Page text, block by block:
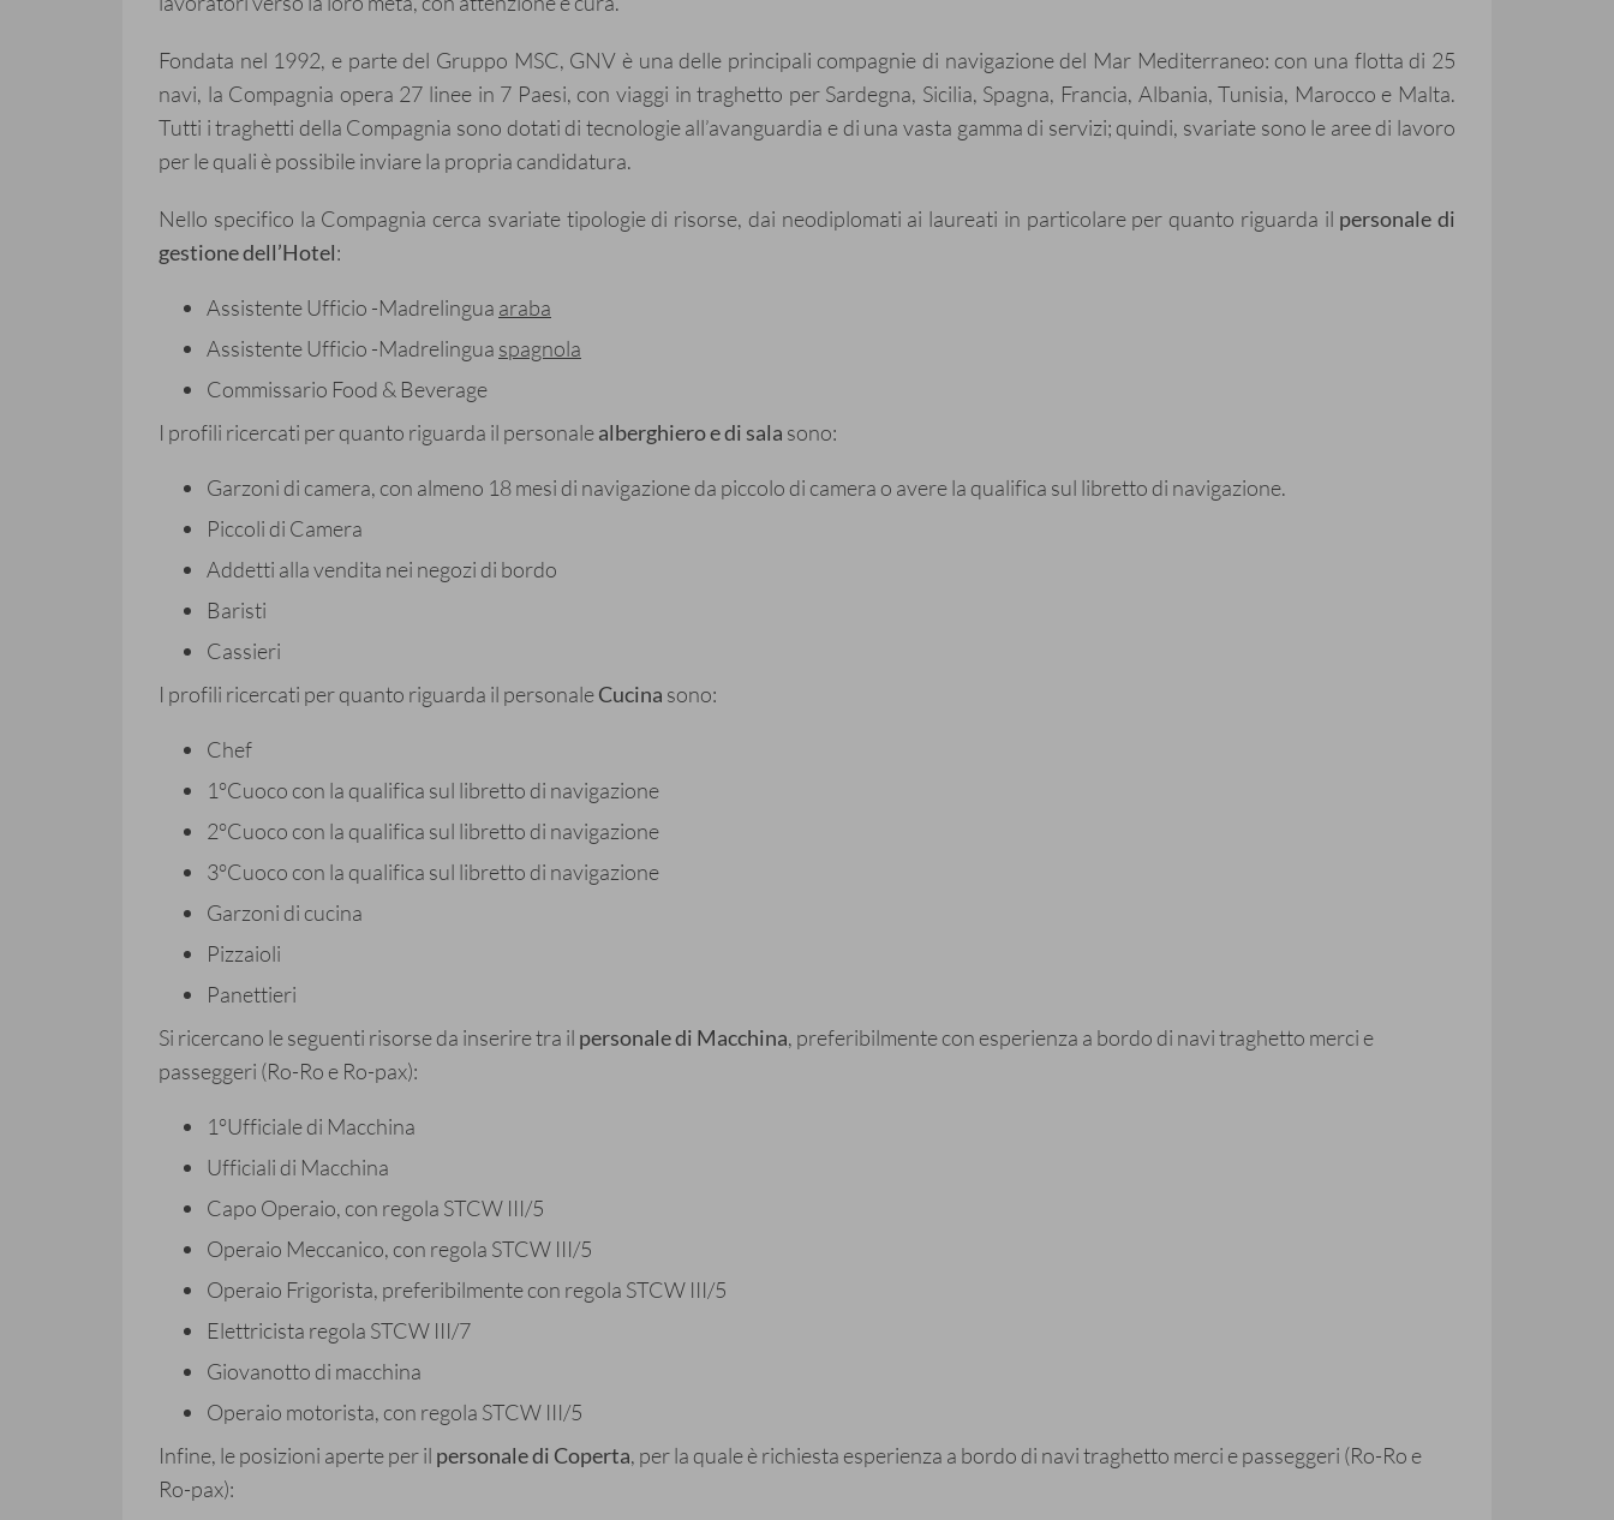
Fondata nel 1992, e parte del Gruppo MSC, GNV è una delle principali compagnie di navigazione del Mar Mediterraneo: con una flotta di 25
navi, la Compagnia opera 27 linee in 7 Paesi, con viaggi in traghetto per Sardegna, Sicilia, Spagna, Francia, Albania, Tunisia, Marocco e Malta.
Tutti i traghetti della Compagnia sono dotati di tecnologie all’avanguardia e di una vasta gamma di servizi; quindi, svariate sono le aree di lavoro
per le quali è possibile inviare la propria candidatura.
Nello specifico la Compagnia cerca svariate tipologie di risorse, dai neodiplomati ai laureati in particolare per quanto riguarda il personale di
gestione dell’Hotel:
Assistente Ufficio -Madrelingua araba
Assistente Ufficio -Madrelingua spagnola
Commissario Food & Beverage
I profili ricercati per quanto riguarda il personalealberghiero e di sala sono:
Garzoni di camera, con almeno 18 mesi di navigazione da piccolo di camera o avere la qualifica sul libretto di navigazione.
Piccoli di Camera
Addetti alla vendita nei negozi di bordo
Baristi
Cassieri
I profili ricercati per quanto riguarda il personaleCucina sono:
Chef
1°Cuoco con la qualifica sul libretto di navigazione
2°Cuoco con la qualifica sul libretto di navigazione
3°Cuoco con la qualifica sul libretto di navigazione
Garzoni di cucina
Pizzaioli
Panettieri
Si ricercano le seguenti risorse da inserire tra il personale di Macchina, preferibilmente con esperienza a bordo di navi traghetto merci e
passeggeri (Ro-Ro e Ro-pax):
1°Ufficiale di Macchina
Ufficiali di Macchina
Capo Operaio, con regola STCW III/5
Operaio Meccanico, con regola STCW III/5
Operaio Frigorista, preferibilmente con regola STCW III/5
Elettricista regola STCW III/7
Giovanotto di macchina
Operaio motorista, con regola STCW III/5
Infine, le posizioni aperte per il personale di Coperta, per la quale è richiesta esperienza a bordo di navi traghetto merci e passeggeri (Ro-Ro e
Ro-pax):